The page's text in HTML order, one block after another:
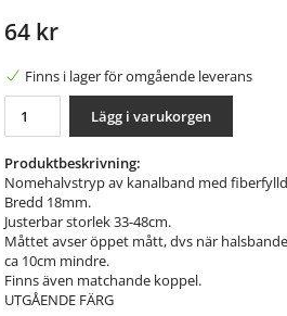
64 kr
Finns i lager för omgående leverans
Lägg i varukorgen
Produktbeskrivning:
Nomehalvstryp av kanalband med
Bredd 18mm.
Justerbar storlek 33-48cm.
Måttet avser öppet mått, dvs när
ca 10cm mindre.
Finns även matchande koppel.
UTGÅENDE FÄRG